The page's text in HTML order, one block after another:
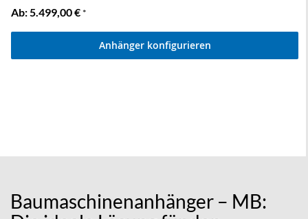
Ab 5.499,00 € *
Anhänger konfigurieren
Baumaschinenanhänger – MB: